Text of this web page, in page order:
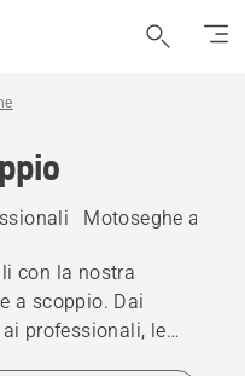
Motoseghe a
con la nostra
a scoppio. Dai
professionali, le